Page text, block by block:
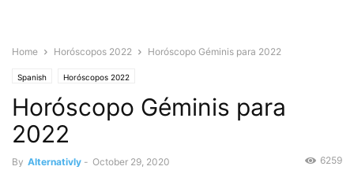
Home Horóscopos 2022 Horóscopo Géminis para 2022
Spanish Horóscopos 2022
Horóscopo Géminis para
2022
By Alternativly - October 29, 2020 6259